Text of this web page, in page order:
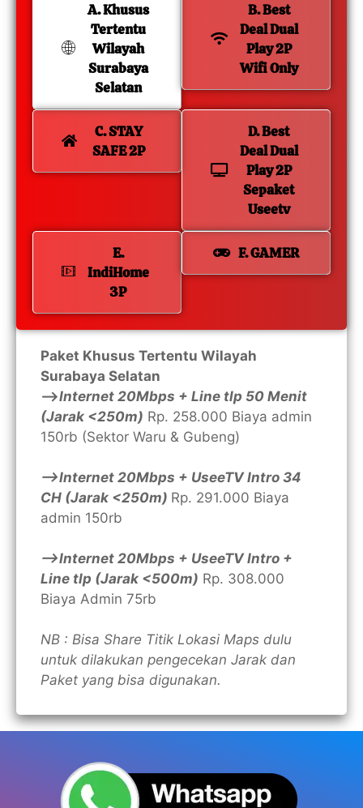
A. Khusus
Tertentu
Wilayah
Surabaya
Selatan
B. Best
Deal Dual
Play 2P
Wifi Only
C. STAY
SAFE 2P
D. Best
Deal Dual
Play 2P
Sepaket
Useetv
E.
IndiHome
3P
F. GAMER
Paket Khusus Tertentu Wilayah
Surabaya Selatan
—>Internet 20Mbps + Line tlp 50 Menit
(Jarak <250m) Rp. 258.000 Biaya admin
150rb (Sektor Waru & Gubeng)
—>Internet 20Mbps + UseeTV Intro 34
CH (Jarak <250m) Rp. 291.000 Biaya
admin 150rb
—>Internet 20Mbps + UseeTV Intro +
Line tlp (Jarak <500m) Rp. 308.000
Biaya Admin 75rb
NB : Bisa Share Titik Lokasi Maps dulu
untuk dilakukan pengecekan Jarak dan
Paket yang bisa digunakan.